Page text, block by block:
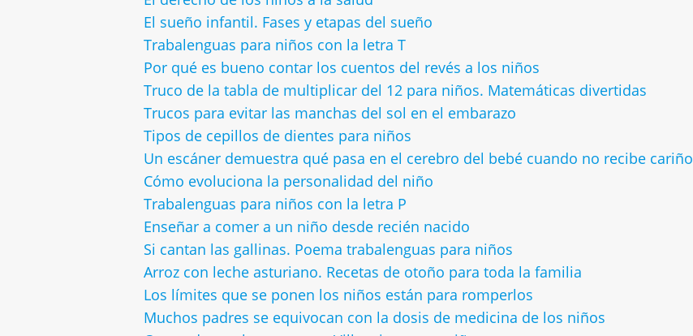
El sueño infantil. Fases y etapas del sueño
Trabalenguas para niños con la letra T
Por qué es bueno contar los cuentos del revés a los niños
Truco de la tabla de multiplicar del 12 para niños. Matemáticas divertidas
Trucos para evitar las manchas del sol en el embarazo
Tipos de cepillos de dientes para niños
Un escáner demuestra qué pasa en el cerebro del bebé cuando no recibe cariño
Cómo evoluciona la personalidad del niño
Trabalenguas para niños con la letra P
Enseñar a comer a un niño desde recién nacido
Si cantan las gallinas. Poema trabalenguas para niños
Arroz con leche asturiano. Recetas de otoño para toda la familia
Los límites que se ponen los niños están para romperlos
Muchos padres se equivocan con la dosis de medicina de los niños